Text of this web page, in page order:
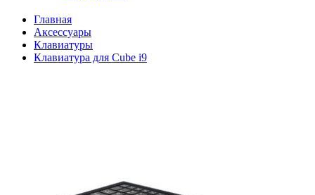
Главная
Аксессуары
Клавиатуры
Клавиатура для Cube i9